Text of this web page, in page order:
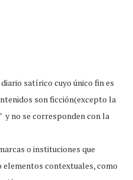
satírico cuyo único fin es
son ficción(excepto la
no se corresponden con la
o instituciones que
elementos contextuales, como